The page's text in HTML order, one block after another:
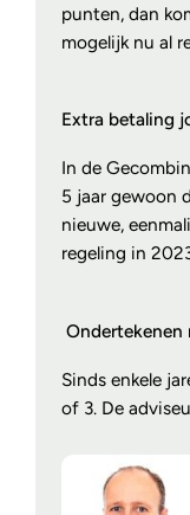
punten, dan
mogelijk nu al
Extra betaling
In de
5 jaar gewoon
nieuwe,
regeling in
Ondertekenen
Sinds enkele
of 3. De